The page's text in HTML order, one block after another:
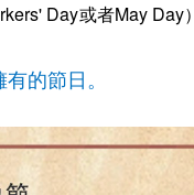
Day或者May
的節日。